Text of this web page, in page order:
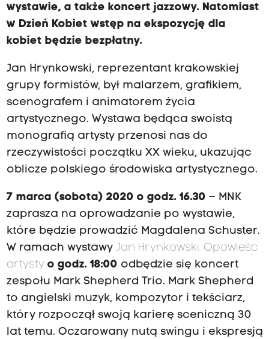
wystawie, a także koncert jazzowy. Natomiast
w Dzień Kobiet wstęp na ekspozycję dla
kobiet będzie bezpłatny.
Jan Hrynkowski, reprezentant krakowskiej
grupy formistów, był malarzem, grafikiem,
scenografem i animatorem życia
artystycznego. Wystawa będąca swoistą
monografią artysty przenosi nas do
rzeczywistości początku XX wieku, ukazując
oblicze polskiego środowiska artystycznego.
7 marca (sobota) 2020 o godz. 16.30 – MNK
zaprasza na oprowadzanie po wystawie,
które będzie prowadzić Magdalena Schuster.
W ramach wystawy Jan Hrynkowski. Opowieść
artysty o godz. 18:00 odbędzie się koncert
zespołu Mark Shepherd Trio. Mark Shepherd
to angielski muzyk, kompozytor i tekściarz,
który rozpoczął swoją karierę sceniczną 30
lat temu. Oczarowany nutą swingu i ekspresją